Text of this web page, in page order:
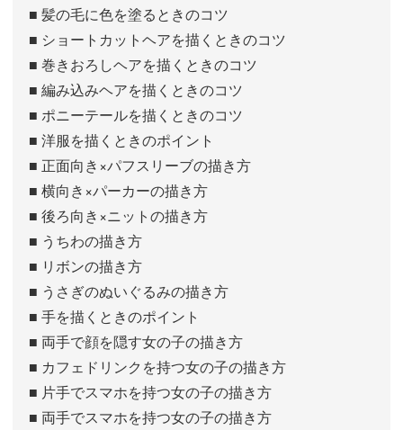
■ 髪の毛に色を塗るときのコツ
■ ショートカットヘアを描くときのコツ
■ 巻きおろしヘアを描くときのコツ
■ 編み込みヘアを描くときのコツ
■ ポニーテールを描くときのコツ
■ 洋服を描くときのポイント
■ 正面向き×パフスリーブの描き方
■ 横向き×パーカーの描き方
■ 後ろ向き×ニットの描き方
■ うちわの描き方
■ リボンの描き方
■ うさぎのぬいぐるみの描き方
■ 手を描くときのポイント
■ 両手で顔を隠す女の子の描き方
■ カフェドリンクを持つ女の子の描き方
■ 片手でスマホを持つ女の子の描き方
■ 両手でスマホを持つ女の子の描き方